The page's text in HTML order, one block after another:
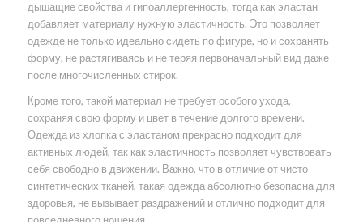
дышащие свойства и гипоаллергенность, тогда как эластан
добавляет материалу нужную эластичность. Это позволяет
одежде не только идеально сидеть по фигуре, но и сохранять
форму, не растягиваясь и не теряя первоначальный вид даже
после многочисленных стирок.
Кроме того, такой материал не требует особого ухода,
сохраняя свою форму и цвет в течение долгого времени.
Одежда из хлопка с эластаном прекрасно подходит для
активных людей, так как эластичность позволяет чувствовать
себя свободно в движении. Важно, что в отличие от чисто
синтетических тканей, такая одежда абсолютно безопасна для
здоровья, не вызывает раздражений и отлично подходит для